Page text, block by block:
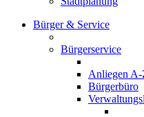
Bürger & Service
Bürgerservice
Anliegen A-
Bürgerbüro